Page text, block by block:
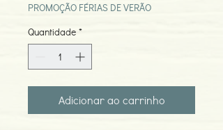
PROMOÇÃO FÉRIAS DE VERÃO
Quantidade *
Adicionar ao carrinho